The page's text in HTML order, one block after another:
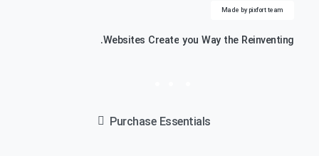
Made by pixfort team
Reinventing
the
Way
you
Create
Websites.
Purchase Essentials